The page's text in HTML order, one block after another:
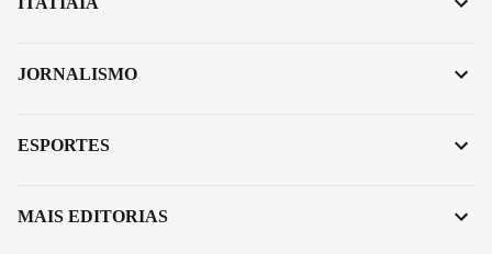
JORNALISMO
ESPORTES
MAIS EDITORIAS